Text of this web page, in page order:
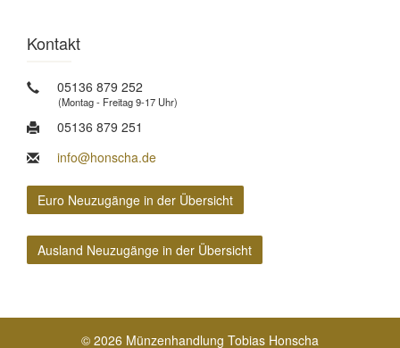
Kontakt
05136 879 252
(Montag - Freitag 9-17 Uhr)
05136 879 251
info@honscha.de
Euro Neuzugänge in der Übersicht
Ausland Neuzugänge in der Übersicht
© 2026 Münzenhandlung Tobias Honscha